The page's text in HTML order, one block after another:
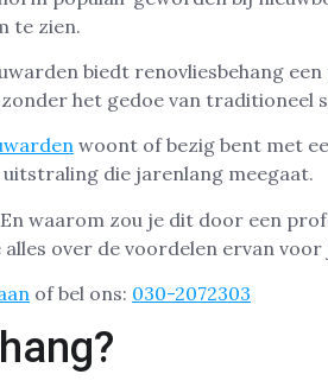
te zien.
biedt renovliesbehang
het gedoe van traditioneel
woont of bezig bent met
die jarenlang meegaat.
waarom zou je dit door een
over de voordelen ervan
of bel ons: 030-2072303